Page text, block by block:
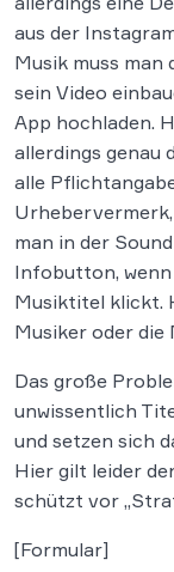
aus der
Musik muss
sein Video
App hochladen.
allerdings genau
alle
man in der
Infobutton, wenn
Musiktitel klickt.
Musiker oder die
Das große
unwissentlich
und setzen sich
Hier gilt leider
schützt vor
[Formular]